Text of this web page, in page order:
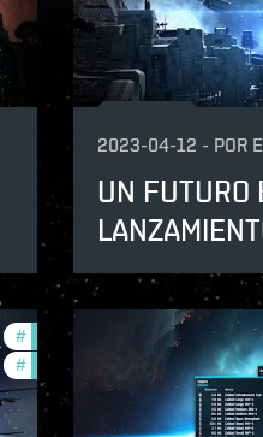
2023-04-12 - POR
UN FUTURO
#test-servers
#development-updates